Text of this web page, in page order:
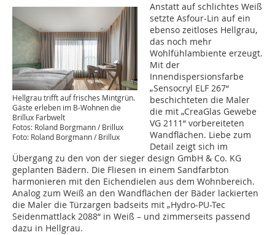
Hellgrau trifft auf frisches Mintgrün.
Gäste erleben im B-Wohnen die
Brillux Farbwelt
Fotos: Roland Borgmann / Brillux
Foto: Roland Borgmann / Brillux
Anstatt auf schlichtes Weiß
setzte Asfour-Lin auf ein
ebenso zeitloses Hellgrau,
das noch mehr
Wohlfühlambiente erzeugt.
Mit der
Innendispersionsfarbe
„Sensocryl ELF 267“
beschichteten die Maler
die mit „CreaGlas Gewebe
VG 2111“ vorbereiteten
Wandflächen. Liebe zum
Detail zeigt sich im
Übergang zu den von der sieger design GmbH & Co. KG
geplanten Bädern. Die Fliesen in einem Sandfarbton
harmonieren mit den Eichendielen aus dem Wohnbereich.
Analog zum Weiß an den Wandflächen der Bäder lackierten
die Maler die Türzargen badseits mit „Hydro-PU-Tec
Seidenmattlack 2088“ in Weiß – und zimmerseits passend
dazu in Hellgrau.